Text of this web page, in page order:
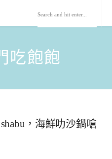
吃飽飽
，海鮮叻沙鍋嗆